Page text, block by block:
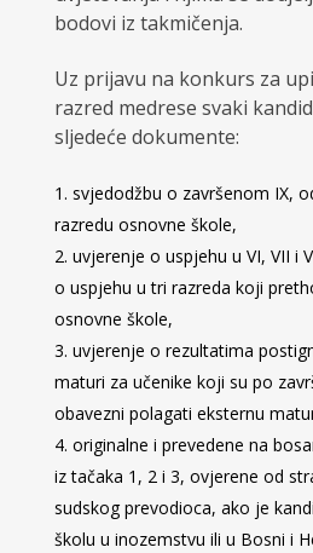
bodovi iz takmičenja.
Uz prijavu na konkurs za
razred medrese svaki
sljedeće dokumente:
svjedodžbu o završenom IX,
razredu osnovne škole,
uvjerenje o uspjehu u VI, VII i
o uspjehu u tri razreda koji
osnovne škole,
uvjerenje o rezultatima
maturi za učenike koji su po
obavezni polagati eksternu
originalne i prevedene na
iz tačaka 1, 2 i 3, ovjerene od
sudskog prevodioca, ako je
školu u inozemstvu ili u Bosni i